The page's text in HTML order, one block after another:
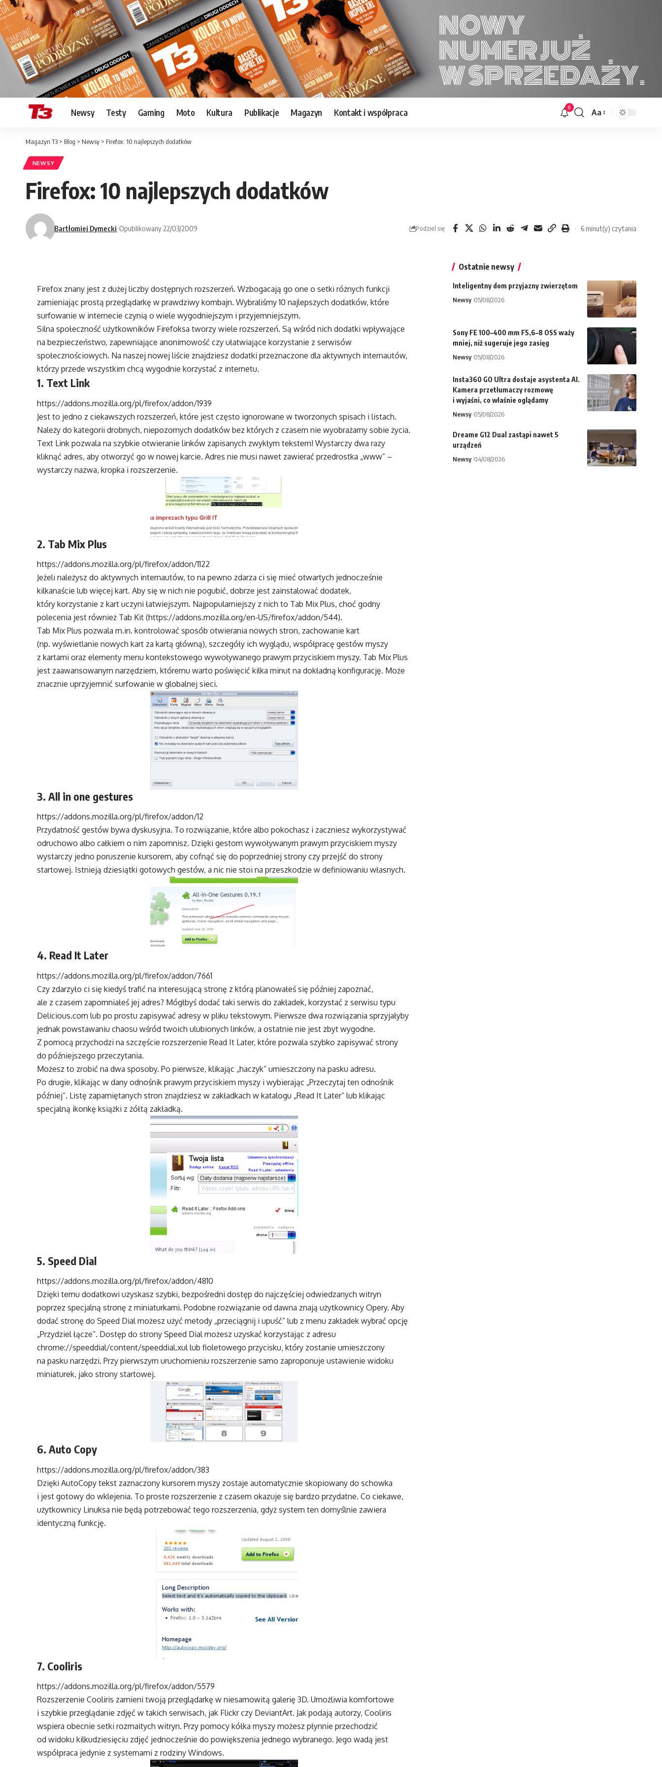
Newsy Testy Gaming Moto Kultura Publikacje Magazyn Kontakt i współpraca 8
Font
Aa
Magazyn T3 > Blog > Newsy > Firefox: 10 najlepszych dodatków
NEWSY
Firefox: 10 najlepszych dodatków
Bartłomiej Dymecki Opublikowany 22/03/2009 Podziel się 6 minut(y) czytania
Firefox znany jest z dużej liczby dostępnych rozszerzeń. Wzbogacają go one o setki różnych funkcji
zamieniając prostą przeglądarkę w prawdziwy kombajn. Wybraliśmy 10 najlepszych dodatków, które
surfowanie w internecie czynią o wiele wygodniejszym i przyjemniejszym.
Silna społeczność użytkowników Firefoksa tworzy wiele rozszerzeń. Są wśród nich dodatki wpływające
na bezpieczeństwo, zapewniające anonimowość czy ułatwiające korzystanie z serwisów
społecznościowych. Na naszej nowej liście znajdziesz dodatki przeznaczone dla aktywnych internautów,
którzy przede wszystkim chcą wygodnie korzystać z internetu.
1. Text Link
https://addons.mozilla.org/pl/firefox/addon/1939
Jest to jedno z ciekawszych rozszerzeń, które jest często ignorowane w tworzonych spisach i listach.
Należy do kategorii drobnych, niepozornych dodatków bez których z czasem nie wyobrażamy sobie życia.
Text Link pozwala na szybkie otwieranie linków zapisanych zwykłym tekstem! Wystarczy dwa razy
kliknąć adres, aby otworzyć go w nowej karcie. Adres nie musi nawet zawierać przedrostka „www” –
wystarczy nazwa, kropka i rozszerzenie.
2. Tab Mix Plus
https://addons.mozilla.org/pl/firefox/addon/1122
Jeżeli należysz do aktywnych internautów, to na pewno zdarza ci się mieć otwartych jednocześnie
kilkanaście lub więcej kart. Aby się w nich nie pogubić, dobrze jest zainstalować dodatek,
który korzystanie z kart uczyni łatwiejszym. Najpopularniejszy z nich to Tab Mix Plus, choć godny
polecenia jest również Tab Kit (https://addons.mozilla.org/en-US/firefox/addon/544).
Tab Mix Plus pozwala m.in. kontrolować sposób otwierania nowych stron, zachowanie kart
(np. wyświetlanie nowych kart za kartą główną), szczegóły ich wyglądu, współpracę gestów myszy
z kartami oraz elementy menu kontekstowego wywoływanego prawym przyciskiem myszy. Tab Mix Plus
jest zaawansowanym narzędziem, któremu warto poświęcić kilka minut na dokładną konfigurację. Może
znacznie uprzyjemnić surfowanie w globalnej sieci.
3. All in one gestures
https://addons.mozilla.org/pl/firefox/addon/12
Przydatność gestów bywa dyskusyjna. To rozwiązanie, które albo pokochasz i zaczniesz wykorzystywać
odruchowo albo całkiem o nim zapomnisz. Dzięki gestom wywoływanym prawym przyciskiem myszy
wystarczy jedno poruszenie kursorem, aby cofnąć się do poprzedniej strony czy przejść do strony
startowej. Istnieją dziesiątki gotowych gestów, a nic nie stoi na przeszkodzie w definiowaniu własnych.
4. Read It Later
https://addons.mozilla.org/pl/firefox/addon/7661
Czy zdarzyło ci się kiedyś trafić na interesującą stronę z którą planowałeś się później zapoznać,
ale z czasem zapomniałeś jej adres? Mógłbyś dodać taki serwis do zakładek, korzystać z serwisu typu
Delicious.com lub po prostu zapisywać adresy w pliku tekstowym. Pierwsze dwa rozwiązania sprzyjałyby
jednak powstawaniu chaosu wśród twoich ulubionych linków, a ostatnie nie jest zbyt wygodne.
Z pomocą przychodzi na szczęście rozszerzenie Read It Later, które pozwala szybko zapisywać strony
do późniejszego przeczytania.
Możesz to zrobić na dwa sposoby. Po pierwsze, klikając „haczyk” umieszczony na pasku adresu.
Po drugie, klikając w dany odnośnik prawym przyciskiem myszy i wybierając „Przeczytaj ten odnośnik
później”. Listę zapamiętanych stron znajdziesz w zakładkach w katalogu „Read It Later” lub klikając
specjalną ikonkę książki z żółtą zakładką.
5. Speed Dial
https://addons.mozilla.org/pl/firefox/addon/4810
Dzięki temu dodatkowi uzyskasz szybki, bezpośredni dostęp do najczęściej odwiedzanych witryn
poprzez specjalną stronę z miniaturkami. Podobne rozwiązanie od dawna znają użytkownicy Opery. Aby
dodać stronę do Speed Dial możesz użyć metody „przeciągnij i upuść” lub z menu zakładek wybrać opcję
„Przydziel łącze”. Dostęp do strony Speed Dial możesz uzyskać korzystając z adresu
chrome://speeddial/content/speeddial.xul lub fioletowego przycisku, który zostanie umieszczony
na pasku narzędzi. Przy pierwszym uruchomieniu rozszerzenie samo zaproponuje ustawienie widoku
miniaturek, jako strony startowej.
6. Auto Copy
https://addons.mozilla.org/pl/firefox/addon/383
Dzięki AutoCopy tekst zaznaczony kursorem myszy zostaje automatycznie skopiowany do schowka
i jest gotowy do wklejenia. To proste rozszerzenie z czasem okazuje się bardzo przydatne. Co ciekawe,
użytkownicy Linuksa nie będą potrzebować tego rozszerzenia, gdyż system ten domyślnie zawiera
identyczną funkcję.
7. Cooliris
https://addons.mozilla.org/pl/firefox/addon/5579
Rozszerzenie Cooliris zamieni twoją przeglądarkę w niesamowitą galerię 3D. Umożliwia komfortowe
i szybkie przeglądanie zdjęć w takich serwisach, jak Flickr czy DeviantArt. Jak podają autorzy, Cooliris
wspiera obecnie setki rozmaitych witryn. Przy pomocy kółka myszy możesz płynnie przechodzić
od widoku kilkudziesięciu zdjęć jednocześnie do powiększenia jednego wybranego. Jego wadą jest
współpraca jedynie z systemami z rodziny Windows.
Ostatnie newsy
Inteligentny dom przyjazny zwierzętom
Newsy 05/08/2026
Sony FE 100–400 mm F5,6–8 OSS waży
mniej, niż sugeruje jego zasięg
Newsy 05/08/2026
Insta360 GO Ultra dostaje asystenta AI.
Kamera przetłumaczy rozmowę
i wyjaśni, co właśnie oglądamy
Newsy 05/08/2026
Dreame G12 Dual zastąpi nawet 5
urządzeń
Newsy 04/08/2026